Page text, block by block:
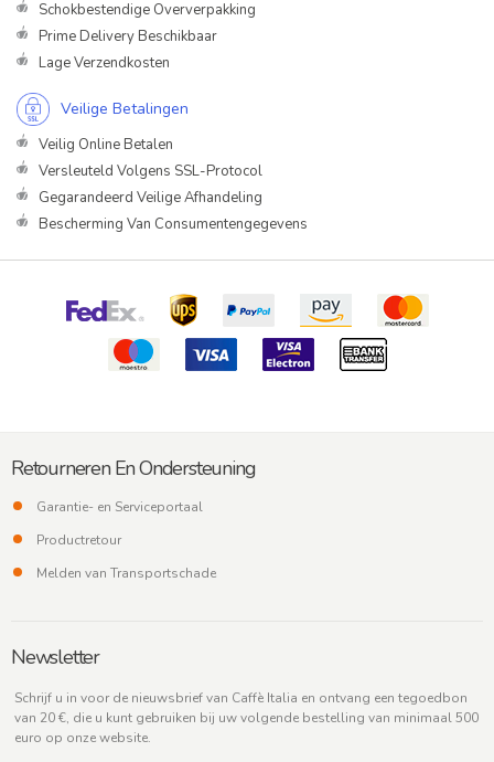
Schokbestendige Oververpakking
Prime Delivery Beschikbaar
Lage Verzendkosten
Veilige Betalingen
Veilig Online Betalen
Versleuteld Volgens SSL-Protocol
Gegarandeerd Veilige Afhandeling
Bescherming Van Consumentengegevens
Retourneren En Ondersteuning
Garantie- en Serviceportaal
Productretour
Melden van Transportschade
Newsletter
Schrijf u in voor de nieuwsbrief van Caffè Italia en ontvang een tegoedbon
van 20 €, die u kunt gebruiken bij uw volgende bestelling van minimaal 500
euro op onze website.